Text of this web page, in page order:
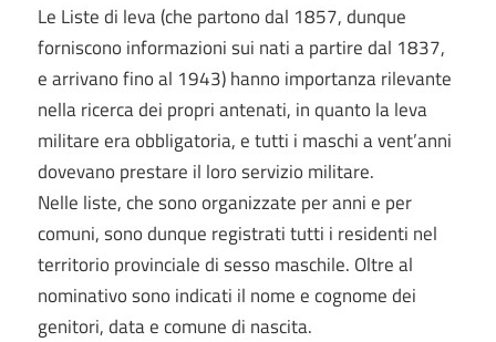
Le Liste di leva (che partono dal 1857, dunque
forniscono informazioni sui nati a partire dal 1837,
e arrivano fino al 1943) hanno importanza rilevante
nella ricerca dei propri antenati, in quanto la leva
militare era obbligatoria, e tutti i maschi a vent’anni
dovevano prestare il loro servizio militare.
Nelle liste, che sono organizzate per anni e per
comuni, sono dunque registrati tutti i residenti nel
territorio provinciale di sesso maschile. Oltre al
nominativo sono indicati il nome e cognome dei
genitori, data e comune di nascita.